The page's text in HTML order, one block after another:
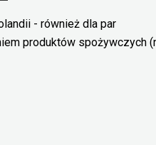
- również dla par
produktów spożywczych